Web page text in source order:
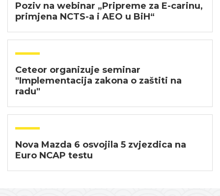
Poziv na webinar „Pripreme za E-carinu,
primjena NCTS-a i AEO u BiH“
Ceteor organizuje seminar
"Implementacija zakona o zaštiti na
radu"
Nova Mazda 6 osvojila 5 zvjezdica na
Euro NCAP testu